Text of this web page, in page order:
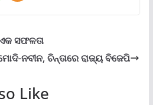
ସଫଳତା
ନବୀନ, ଚିନ୍ତାରେ ରାଜ୍ୟ ବିଜେପି
Like